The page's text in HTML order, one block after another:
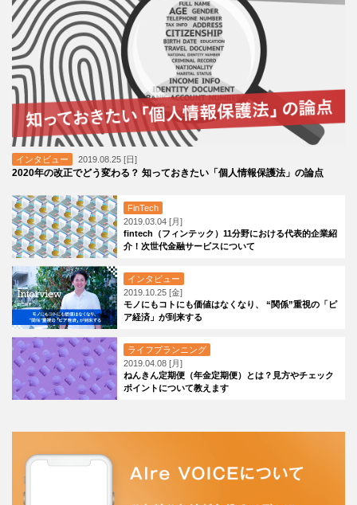
インタビュー 2019.08.25 [日]
2020年の改正でどう変わる？ 知っておきたい「個人情報保護法」の論点
FinTech
2019.03.04 [月]
fintech（フィンテック）11分野における代表的企業紹
介！次世代金融サービスについて
インタビュー
2019.10.25 [金]
モノにもコトにも価値はなくなり、 “関係”重視の「ピ
ア経済」が到来する
ライフプランニング
2019.04.08 [月]
ねんきん定期便（年金定期便）とは？見方やチェック
ポイントについて教えます